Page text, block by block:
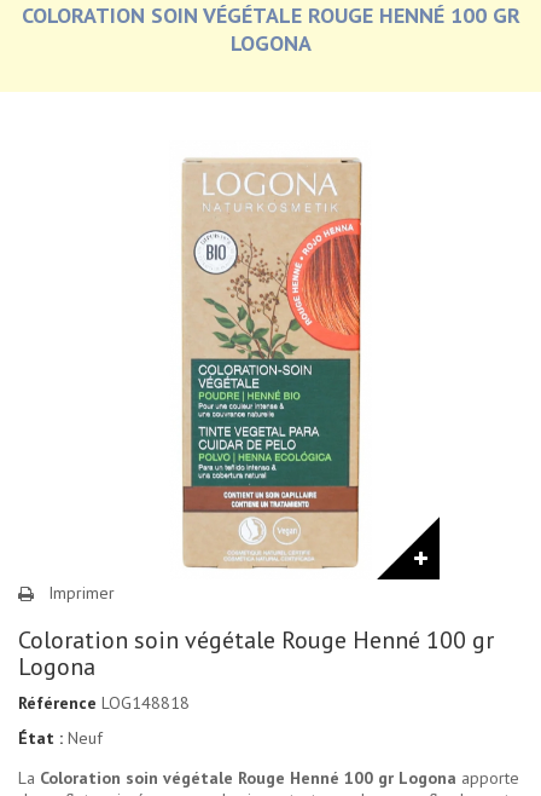
COLORATION SOIN VÉGÉTALE ROUGE HENNÉ 100 GR
LOGONA
Imprimer
Coloration soin végétale Rouge Henné 100 gr
Logona
Référence LOG148818
État : Neuf
La Coloration soin végétale Rouge Henné 100 gr Logona apporte